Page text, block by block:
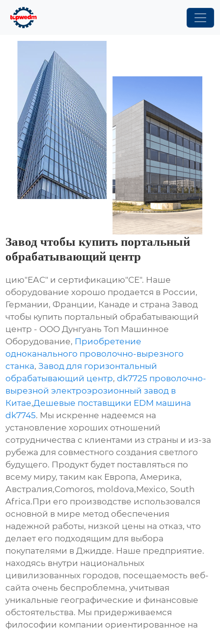
Завод чтобы купить портальный
обрабатывающий центр
цию"ЕАС" и сертификацию"СЕ". Наше
оборудование хорошо продается в России,
Германии, Франции, Канаде и страна Завод
чтобы купить портальный обрабатывающий
центр - ООО Дунгуань Топ Машинное
Оборудование, Приобретение
одноканального проволочно-вырезного
станка,Завод для горизонтальный
обрабатывающий центр,dk7725 проволочно-
вырезной электроэрозионный завод в
Китае,Дешевые поставщики EDM машина
dk7745. Мы искренне надеемся на
установление хороших отношений
сотрудничества с клиентами из страны и из-за
рубежа для совместного создания светлого
будущего. Продукт будет поставляться по
всему миру, таким как Европа, Америка,
Австралия,Comoros, moldova,Mexico, South
Africa.При его производстве использовался
основной в мире метод обеспечения
надежной работы, низкой цены на отказ, что
делает его подходящим для выбора
покупателями в Джидде. Наше предприятие.
находясь внутри национальных
цивилизованных городов, посещаемость веб-
сайта очень беспроблемна, учитывая
уникальные географические и финансовые
обстоятельства. Мы придерживаемся
философии компании ориентированное на